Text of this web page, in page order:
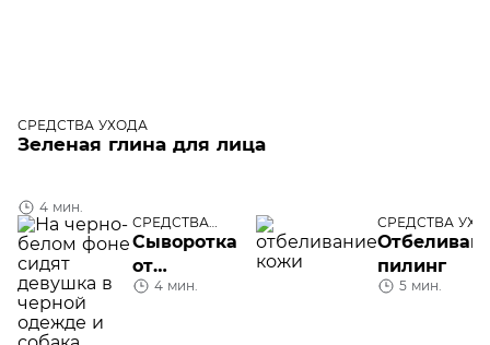
СРЕДСТВА УХОДА
Зеленая глина для лица
4 мин.
СРЕДСТВА
УХОДА
Сыворотка
от
пигментных
4 мин.
СРЕДСТВА
пилинг
5 мин.